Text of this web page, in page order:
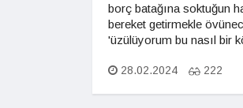
borç batağına soktuğun
bereket getirmekle
'üzülüyorum bu nasıl bir
28.02.2024 222